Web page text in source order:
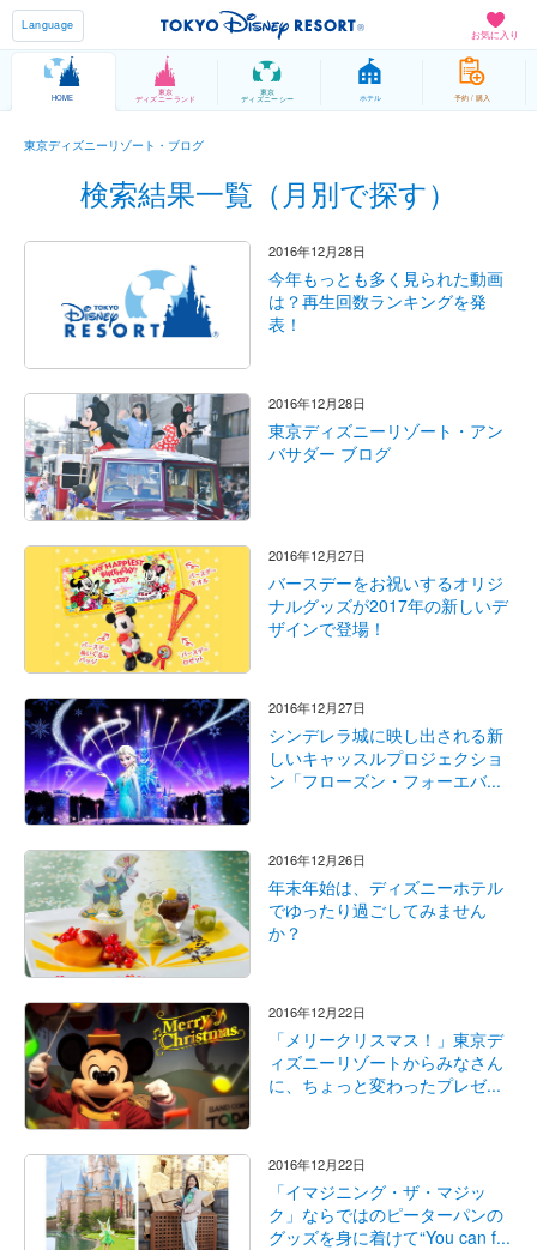
お気に入り
Language
HOME
東京
ディズニーランド
東京
ディズニーシー ホテル 予約 / 購入
東京ディズニーリゾート・ブログ
検索結果一覧（月別で探す）
2016年12月28日
今年もっとも多く見られた動画
は？再生回数ランキングを発
表！
2016年12月28日
東京ディズニーリゾート・アン
バサダー ブログ
2016年12月27日
バースデーをお祝いするオリジ
ナルグッズが2017年の新しいデ
ザインで登場！
2016年12月27日
シンデレラ城に映し出される新
しいキャッスルプロジェクショ
ン「フローズン・フォーエバ...
2016年12月26日
年末年始は、ディズニーホテル
でゆったり過ごしてみません
か？
2016年12月22日
「メリークリスマス！」東京デ
ィズニーリゾートからみなさん
に、ちょっと変わったプレゼ...
2016年12月22日
「イマジニング・ザ・マジッ
ク」ならではのピーターパンの
グッズを身に着けて“You can f...